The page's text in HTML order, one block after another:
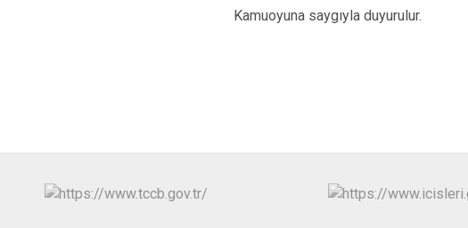
Kamuoyuna saygıyla duyurulur.